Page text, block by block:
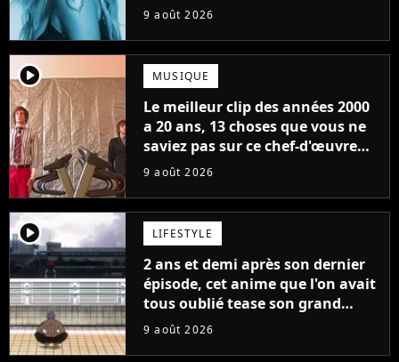
9 août 2026
player2 MUSIQUE
Le meilleur clip des années 2000
a 20 ans, 13 choses que vous ne
saviez pas sur ce chef-d'œuvre
qui a révolutionné YouTube
9 août 2026
player2 LIFESTYLE
2 ans et demi après son dernier
épisode, cet anime que l'on avait
tous oublié tease son grand
retour
9 août 2026